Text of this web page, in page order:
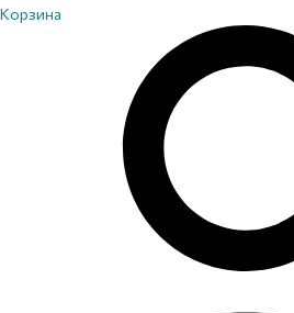
Корзина